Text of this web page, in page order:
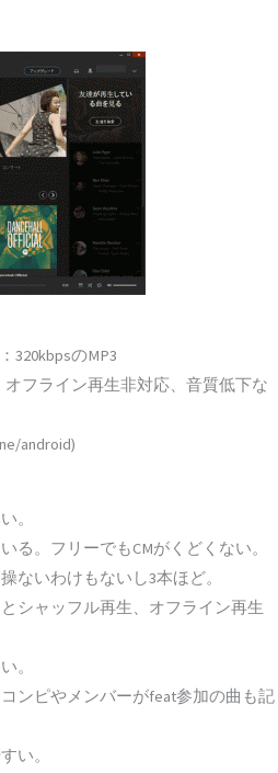
320kbpsのMP3
フライン再生非対応、音質低下な
android)
。
。フリーでもCMがくどくない。
ないわけもないし3本ほど。
シャッフル再生、オフライン再生
。
ンピやメンバーがfeat参加の曲も記
い。